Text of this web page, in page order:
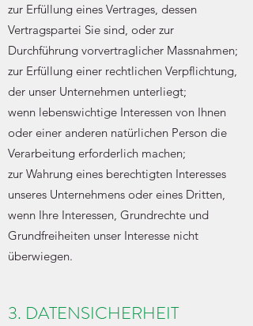
zur Erfüllung eines Vertrages, dessen
Vertragspartei Sie sind, oder zur
Durchführung vorvertraglicher Massnahmen;
zur Erfüllung einer rechtlichen Verpflichtung,
der unser Unternehmen unterliegt;
wenn lebenswichtige Interessen von Ihnen
oder einer anderen natürlichen Person die
Verarbeitung erforderlich machen;
zur Wahrung eines berechtigten Interesses
unseres Unternehmens oder eines Dritten,
wenn Ihre Interessen, Grundrechte und
Grundfreiheiten unser Interesse nicht
überwiegen.
3. DATENSICHERHEIT